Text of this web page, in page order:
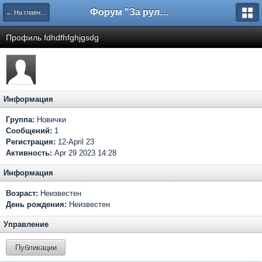
← На главную Форум "За рулем"
Профиль fdhdfhfghjgsdg
Информация
Группа: Новички
Сообщений: 1
Регистрация: 12-April 23
Активность: Apr 29 2023 14:28
Информация
Возраст: Неизвестен
День рождения: Неизвестен
Управление
Публикации